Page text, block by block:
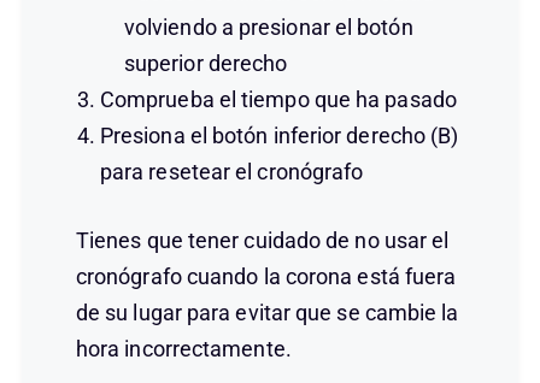
volviendo a presionar el botón
superior derecho
Comprueba el tiempo que ha pasado
Presiona el botón inferior derecho (B)
para resetear el cronógrafo
Tienes que tener cuidado de no usar el
cronógrafo cuando la corona está fuera
de su lugar para evitar que se cambie la
hora incorrectamente.